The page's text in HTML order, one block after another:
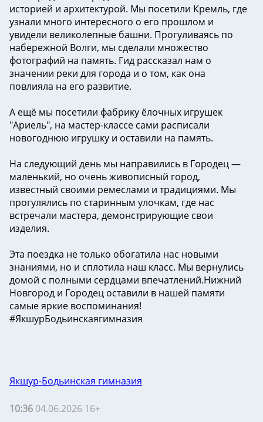
историей и архитектурой. Мы посетили Кремль, где
узнали много интересного о его прошлом и
увидели великолепные башни. Прогуливаясь по
набережной Волги, мы сделали множество
фотографий на память. Гид рассказал нам о
значении реки для города и о том, как она
повлияла на его развитие.
А ещё мы посетили фабрику ëлочных игрушек
"Ариель", на мастер-классе сами расписали
новогоднюю игрушку и оставили на память.
На следующий день мы направились в Городец —
маленький, но очень живописный город,
известный своими ремеслами и традициями. Мы
прогулялись по старинным улочкам, где нас
встречали мастера, демонстрирующие свои
изделия.
Эта поездка не только обогатила нас новыми
знаниями, но и сплотила наш класс. Мы вернулись
домой с полными сердцами впечатлений.Нижний
Новгород и Городец оставили в нашей памяти
самые яркие воспоминания!
#ЯкшурБодьинскаягимназия
Якшур-Бодьинская гимназия
10:36 04.06.2026 16+